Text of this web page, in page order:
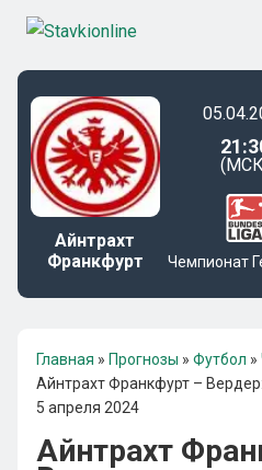
Айнтрахт
Франкфурт
Чемпионат
Главная » Прогнозы » Футбол »
Айнтрахт Франкфурт –
5 апреля 2024
Айнтрахт